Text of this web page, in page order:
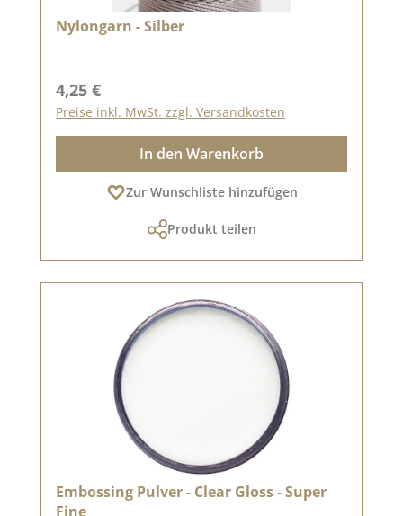
Nylongarn - Silber
Regulärer Preis:
4,25 €
Preise inkl. MwSt. zzgl. Versandkosten
In den Warenkorb
Zur Wunschliste hinzufügen
Produkt teilen
Embossing Pulver - Clear Gloss - Super
Fine